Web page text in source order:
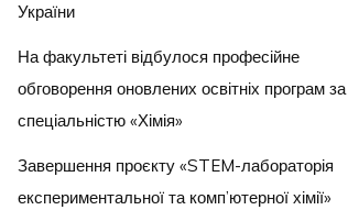
України
На факультеті відбулося професійне
обговорення оновлених освітніх програм за
спеціальністю «Хімія»
Завершення проєкту «STEM-лабораторія
експериментальної та комп’ютерної хімії»